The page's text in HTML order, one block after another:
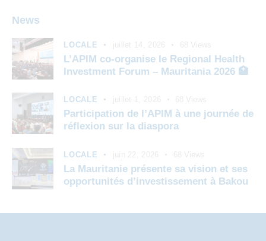
News
LOCALE
L’APIM co-organise le Regional Health
Investment Forum – Mauritania 2026 🏥
LOCALE
Participation de l’APIM à une journée de
réflexion sur la diaspora
LOCALE
La Mauritanie présente sa vision et ses
opportunités d’investissement à Bakou